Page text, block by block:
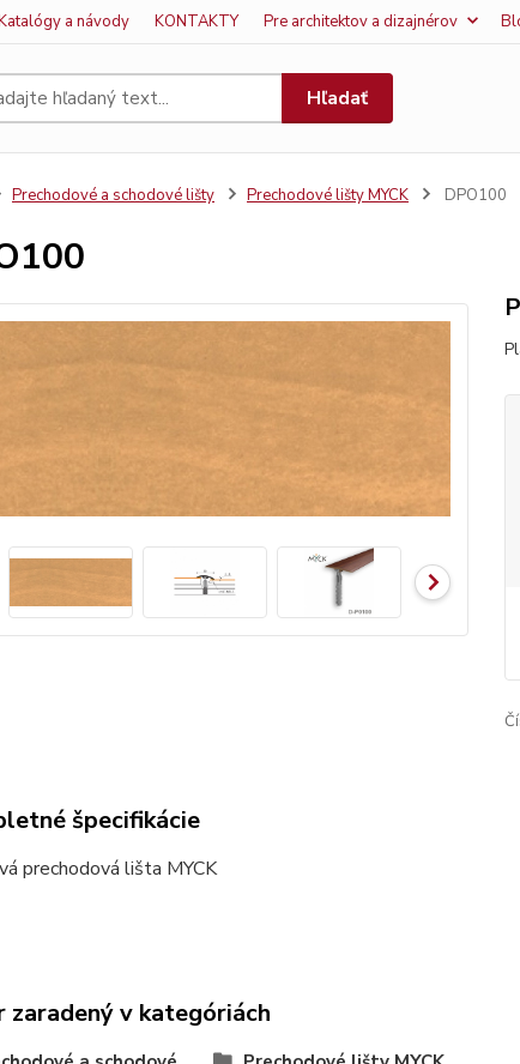
a návody KONTAKTY Pre architektov a dizajnérov
Hľadať
Prechodové a schodové lišty Prechodové lišty MYCK DPO100
špecifikácie
prechodová lišta MYCK
zaradený v kategóriách